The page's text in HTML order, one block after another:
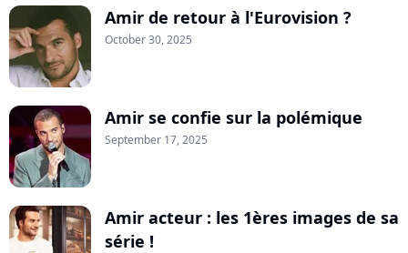
Amir de retour à l'Eurovision ?
October 30, 2025
Amir se confie sur la polémique
September 17, 2025
Amir acteur : les 1ères images de sa
série !